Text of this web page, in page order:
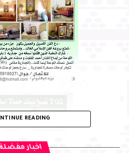
READING
اخبار مفضلة